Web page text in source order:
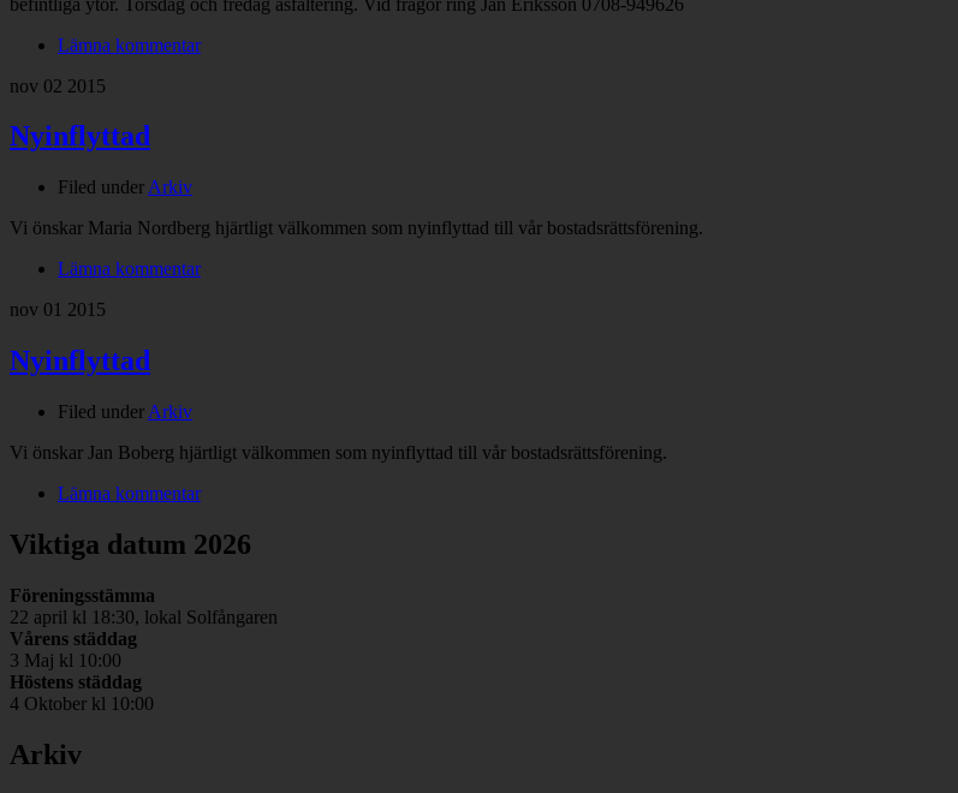
Lämna kommentar
nov 02 2015
Nyinflyttad
Filed under Arkiv
Vi önskar Maria Nordberg hjärtligt välkommen som nyinflyttad till vår bostadsrättsförening.
Lämna kommentar
nov 01 2015
Nyinflyttad
Filed under Arkiv
Vi önskar Jan Boberg hjärtligt välkommen som nyinflyttad till vår bostadsrättsförening.
Lämna kommentar
Viktiga datum 2026
Föreningsstämma
22 april kl 18:30, lokal Solfångaren
Vårens städdag
3 Maj kl 10:00
Höstens städdag
4 Oktober kl 10:00
Arkiv